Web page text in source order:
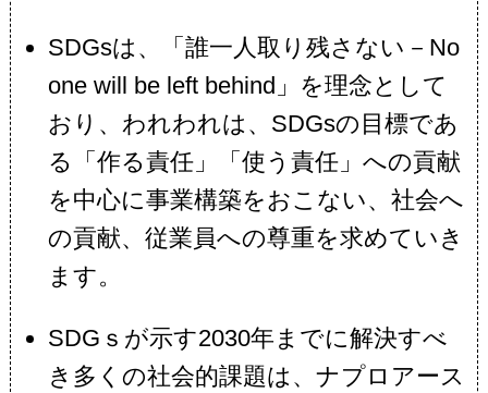
SDGsは、「誰⼀⼈取り残さない－No
one will be left behind」を理念として
おり、われわれは、SDGsの⽬標であ
る「作る責任」「使う責任」への貢献
を中心に事業構築をおこない、社会へ
の貢献、従業員への尊重を求めていき
ます。
SDGｓが示す2030年までに解決すべ
き多くの社会的課題は、ナプロアース